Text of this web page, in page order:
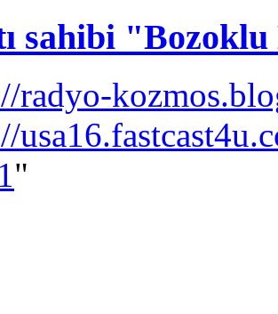
sahibi
radyo-
"